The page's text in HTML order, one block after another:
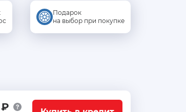
Подарок
на выбор при покупке